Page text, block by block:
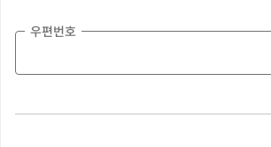
우편번호